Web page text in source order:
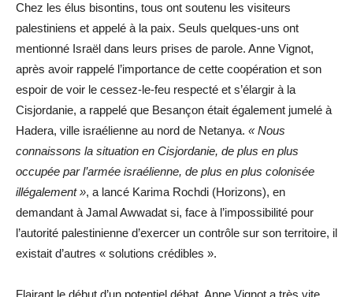
Chez les élus bisontins, tous ont soutenu les visiteurs
palestiniens et appelé à la paix. Seuls quelques-uns ont
mentionné Israël dans leurs prises de parole. Anne Vignot,
après avoir rappelé l’importance de cette coopération et son
espoir de voir le cessez-le-feu respecté et s’élargir à la
Cisjordanie, a rappelé que Besançon était également jumelé à
Hadera, ville israélienne au nord de Netanya. « Nous
connaissons la situation en Cisjordanie, de plus en plus
occupée par l’armée israélienne, de plus en plus colonisée
illégalement », a lancé Karima Rochdi (Horizons), en
demandant à Jamal Awwadat si, face à l’impossibilité pour
l’autorité palestinienne d’exercer un contrôle sur son territoire, il
existait d’autres « solutions crédibles ».